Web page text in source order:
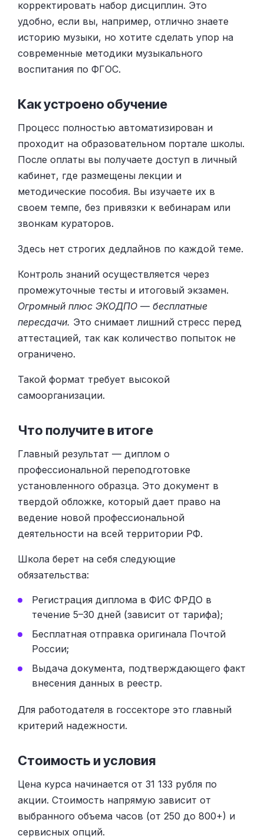
корректировать набор дисциплин. Это
удобно, если вы, например, отлично знаете
историю музыки, но хотите сделать упор на
современные методики музыкального
воспитания по ФГОС.
Как устроено обучение
Процесс полностью автоматизирован и
проходит на образовательном портале школы.
После оплаты вы получаете доступ в личный
кабинет, где размещены лекции и
методические пособия. Вы изучаете их в
своем темпе, без привязки к вебинарам или
звонкам кураторов.
Здесь нет строгих дедлайнов по каждой теме.
Контроль знаний осуществляется через
промежуточные тесты и итоговый экзамен.
Огромный плюс ЭКОДПО — бесплатные
пересдачи. Это снимает лишний стресс перед
аттестацией, так как количество попыток не
ограничено.
Такой формат требует высокой
самоорганизации.
Что получите в итоге
Главный результат — диплом о
профессиональной переподготовке
установленного образца. Это документ в
твердой обложке, который дает право на
ведение новой профессиональной
деятельности на всей территории РФ.
Школа берет на себя следующие
обязательства:
Регистрация диплома в ФИС ФРДО в
течение 5–30 дней (зависит от тарифа);
Бесплатная отправка оригинала Почтой
России;
Выдача документа, подтверждающего факт
внесения данных в реестр.
Для работодателя в госсекторе это главный
критерий надежности.
Стоимость и условия
Цена курса начинается от 31 133 рубля по
акции. Стоимость напрямую зависит от
выбранного объема часов (от 250 до 800+) и
сервисных опций.